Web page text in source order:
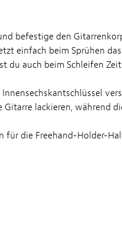
befestige den
einfach beim Sprühen
du auch beim Schleifen
lackieren, während
die Freehand-Holder-